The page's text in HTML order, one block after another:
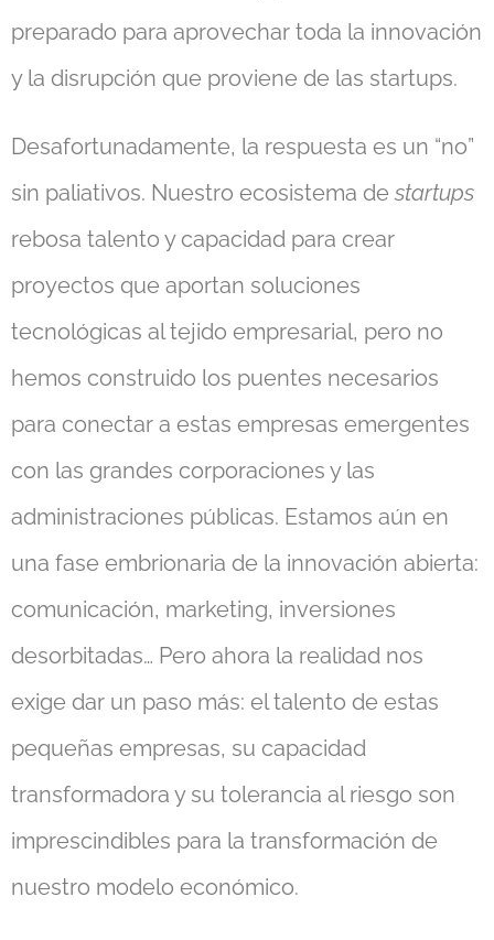
preparado para aprovechar toda la innovación
y la disrupción que proviene de las startups.
Desafortunadamente, la respuesta es un “no”
sin paliativos. Nuestro ecosistema de startups
rebosa talento y capacidad para crear
proyectos que aportan soluciones
tecnológicas al tejido empresarial, pero no
hemos construido los puentes necesarios
para conectar a estas empresas emergentes
con las grandes corporaciones y las
administraciones públicas. Estamos aún en
una fase embrionaria de la innovación abierta:
comunicación, marketing, inversiones
desorbitadas… Pero ahora la realidad nos
exige dar un paso más: el talento de estas
pequeñas empresas, su capacidad
transformadora y su tolerancia al riesgo son
imprescindibles para la transformación de
nuestro modelo económico.